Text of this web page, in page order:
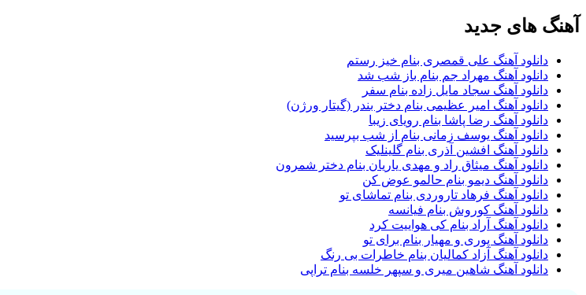
آهنگ های جدید
دانلود آهنگ علی قمصری بنام خیز رستم
دانلود آهنگ مهراد جم بنام باز شب شد
دانلود آهنگ سجاد مایل زاده بنام سفر
دانلود آهنگ امیر عظیمی بنام دختر بندر (گیتار ورژن)
دانلود آهنگ رضا پاشا بنام رویای زیبا
دانلود آهنگ یوسف زمانی بنام از شب بپرسید
دانلود آهنگ افشین آذری بنام گلینلیک
دانلود آهنگ میثاق راد و مهدی یاریان بنام دختر شمرون
دانلود آهنگ دیمو بنام حالمو عوض کن
دانلود آهنگ فرهاد تاروردی بنام تماشای تو
دانلود آهنگ کوروش بنام فیانسه
دانلود آهنگ آراد بنام کی هواییت کرد
دانلود آهنگ پوری و مهیار بنام برای تو
دانلود آهنگ آزاد کمالیان بنام خاطرات بی رنگ
دانلود آهنگ شاهین میری و سپهر خلسه بنام تراپی